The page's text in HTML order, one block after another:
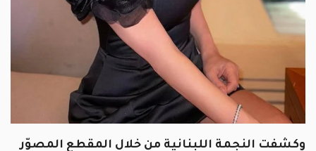
وكشفت النجمة اللبنانية من خلال المقطع المصوّر